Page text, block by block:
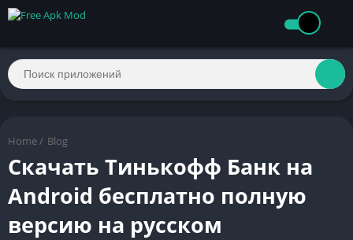
Home / Blog
Скачать Тинькофф Банк на
Android бесплатно полную
версию на русском